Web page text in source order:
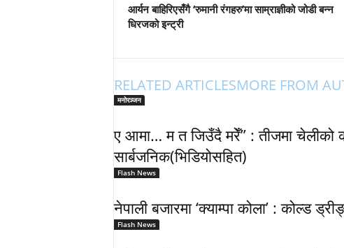
आर्यन बाहिरिएसँगै ‘रुमानी रंगहरु’मा साम्राज्ञीको जोडी बन्न
धिरजको इन्ट्री
RELATED ARTICLESMORE FROM
मनोरञ्जन
ए आमा… म त जिउँदै मरेँ” : तीजमा चेलीको
सार्बजनिक(भिडियोसहित)
Flash News
नेपाली बजारमा ‘क्याम्पा कोला’ : कोल्ड
Flash News